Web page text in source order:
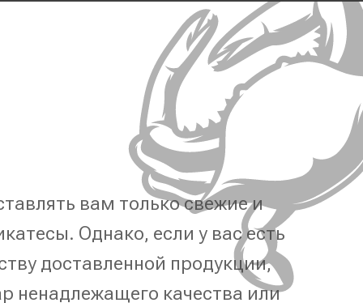
вам только свежие и
Однако, если у вас есть
доставленной продукции,
ненадлежащего качества или